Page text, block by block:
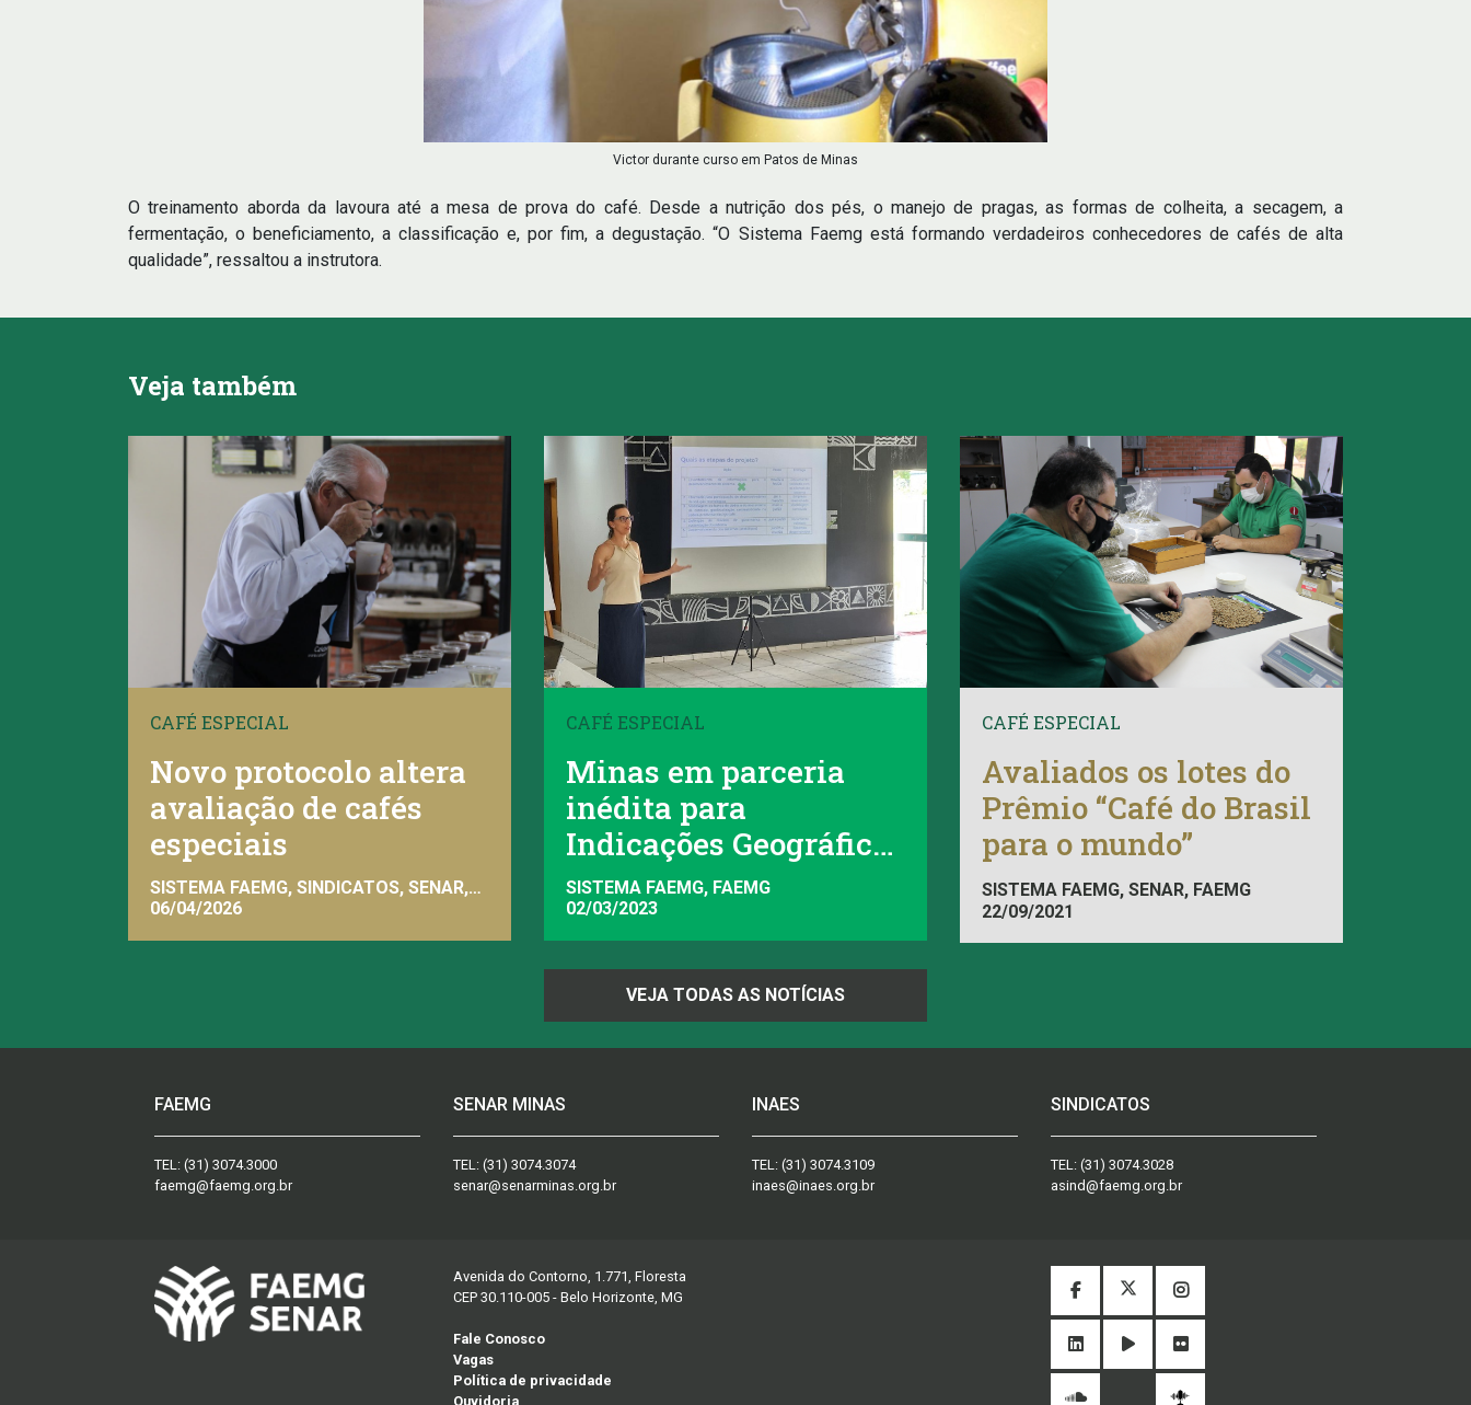
Victor durante curso em Patos de Minas
O treinamento aborda da lavoura até a mesa de prova do café. Desde a nutrição dos pés, o manejo de pragas, as formas de colheita, a secagem, a
fermentação, o beneficiamento, a classificação e, por fim, a degustação. “O Sistema Faemg está formando verdadeiros conhecedores de cafés de alta
qualidade”, ressaltou a instrutora.
Veja também
CAFÉ ESPECIAL
Novo protocolo altera
avaliação de cafés
especiais
SISTEMA FAEMG, SINDICATOS, SENAR,
INAES, FAEMG
06/04/2026
CAFÉ ESPECIAL
Minas em parceria
inédita para
Indicações Geográficas
de Cafés
SISTEMA FAEMG, FAEMG
02/03/2023
CAFÉ ESPECIAL
Avaliados os lotes do
Prêmio “Café do Brasil
para o mundo”
SISTEMA FAEMG, SENAR, FAEMG
22/09/2021
VEJA TODAS AS NOTÍCIAS
FAEMG
TEL: (31) 3074.3000
faemg@faemg.org.br
SENAR MINAS
TEL: (31) 3074.3074
senar@senarminas.org.br
INAES
TEL: (31) 3074.3109
inaes@inaes.org.br
SINDICATOS
TEL: (31) 3074.3028
asind@faemg.org.br
Avenida do Contorno, 1.771, Floresta
CEP 30.110-005 - Belo Horizonte, MG
Fale Conosco
Vagas
Política de privacidade
Ouvidoria